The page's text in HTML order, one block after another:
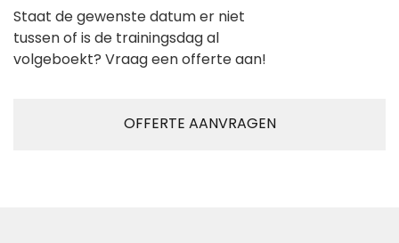
Staat de gewenste datum er niet
tussen of is de trainingsdag al
volgeboekt? Vraag een offerte aan!
OFFERTE AANVRAGEN